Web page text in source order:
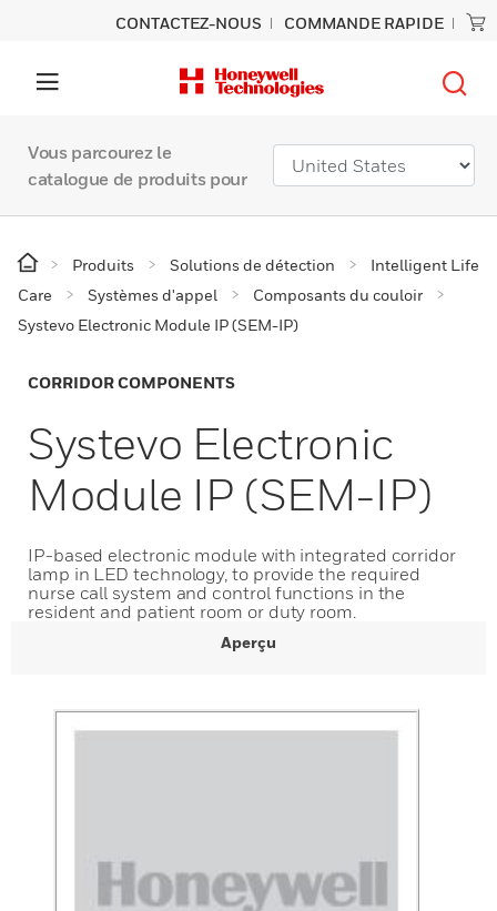
CONTACTEZ-NOUS COMMANDE RAPIDE
Vous parcourez le
catalogue de produits pour
Produits Solutions de détection
Intelligent Life
Care
Systèmes d'appel
Composants du couloir
Systevo Electronic Module IP (SEM-IP)
CORRIDOR COMPONENTS
Systevo Electronic
Module IP (SEM-IP)
IP-based electronic module with integrated corridor
lamp in LED technology, to provide the required
nurse call system and control functions in the
resident and patient room or duty room.
Aperçu